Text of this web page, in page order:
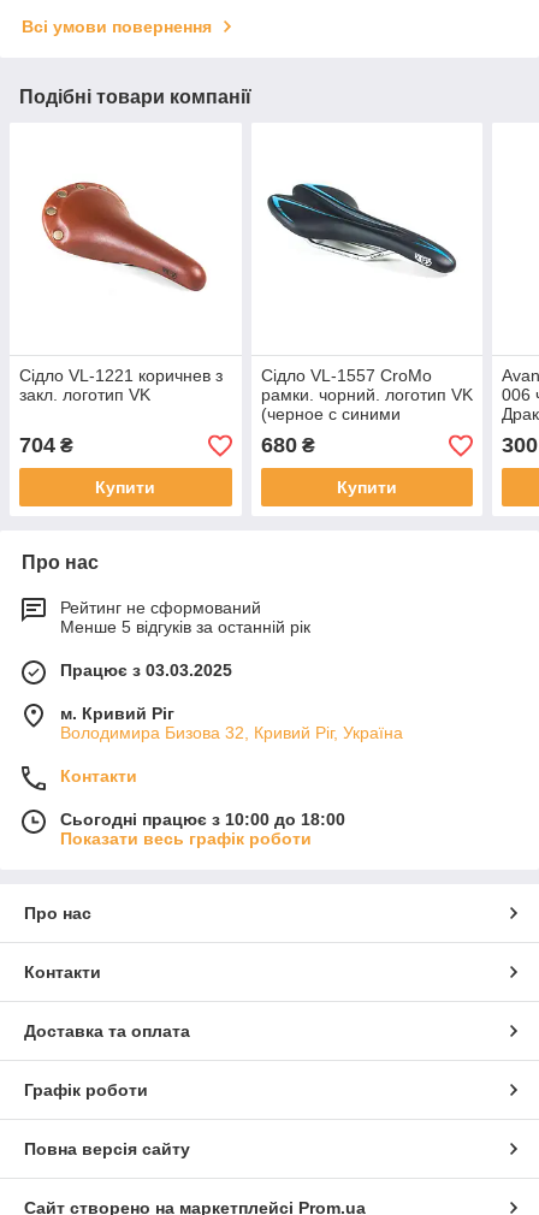
Всі умови повернення
Подібні товари компанії
Сідло VL-1221 коричнев з
закл. логотип VK
704 ₴
Купити
Сідло VL-1557 CroMo
рамки. чорний. логотип VK
(черное с синими
680₴
Купити
006
із
300
Про нас
Рейтинг не сформований
Менше 5 відгуків за останній рік
Працює з 03.03.2025
м. Кривий Ріг
Володимира Бизова 32, Кривий Ріг, Україна
Контакти
Сьогодні працює з 10:00 до 18:00
Показати весь графік роботи
Про нас
Контакти
Доставка та оплата
Графік роботи
Повна версія сайту
Сайт створено на маркетплейсі Prom.ua